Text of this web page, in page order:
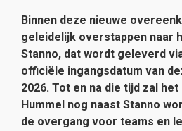
Binnen deze nieuwe
geleidelijk overstappen naar
Stanno, dat wordt geleverd
officiële ingangsdatum van
2026. Tot en na die tijd zal
Hummel nog naast Stanno
de overgang voor teams en